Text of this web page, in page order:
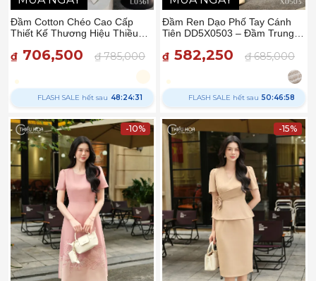
Đầm Cotton Chéo Cao Cấp
Thiết Kế Thương Hiệu Thiều
₫ 706,500 ₫ 785,000
FLASH SALE hết sau 48:24:30
Đầm Ren Dạo Phố Tay Cánh
Tiên DD5X0503 – Đầm Trung
Quyến Rũ
₫ 582,250 ₫ 685,000
FLASH SALE hết sau 50:46:57
-10% -15%